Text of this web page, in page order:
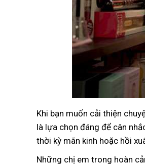
Khi bạn muốn cải thiện
là lựa chọn đáng để cân
thời kỳ mãn kinh hoặc hồi
Những chị em trong hoàn